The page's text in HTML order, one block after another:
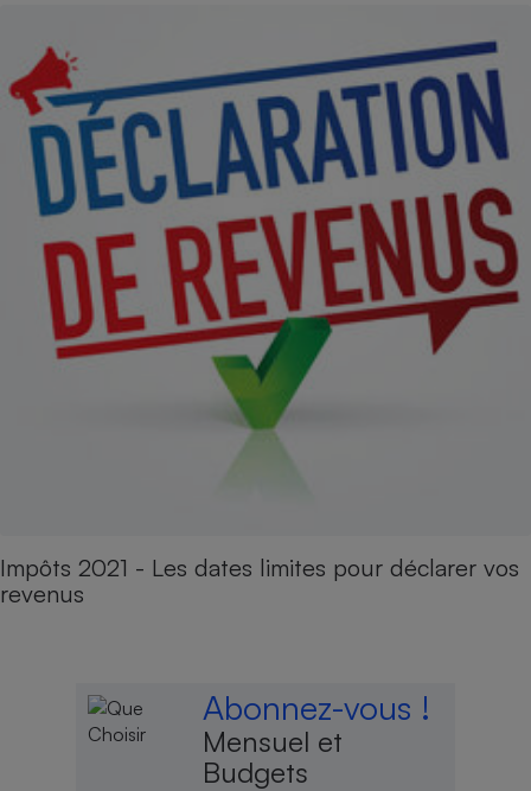
Impôts 2021 - Les dates limites pour déclarer vos
revenus
Abonnez-vous !
Mensuel et
Budgets